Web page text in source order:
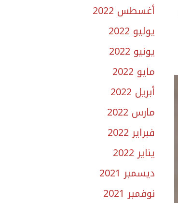
أغسطس 2022
يوليو 2022
يونيو 2022
مايو 2022
أبريل 2022
مارس 2022
فبراير 2022
يناير 2022
ديسمبر 2021
نوفمبر 2021